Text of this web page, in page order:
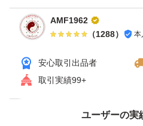
受け取り評価は到着後できる
ヤフオク簡単決済のみ対応い
■注意事項
個人出品および匿名取引のため
返品・返金・交換には対応し
AMF1962
（1288） 本
安心取引出品者
取引実績99+
ユーザーの実
価格の相談